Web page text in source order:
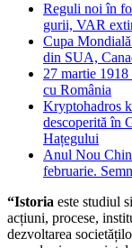
Reguli noi în
gurii, VAR
Cupa Mondială
din SUA,
27 martie
cu România
Kryptohadros
descoperită în
Hațegului
Anul Nou
februarie.
“Istoria este studiul
acțiuni, procese,
dezvoltarea